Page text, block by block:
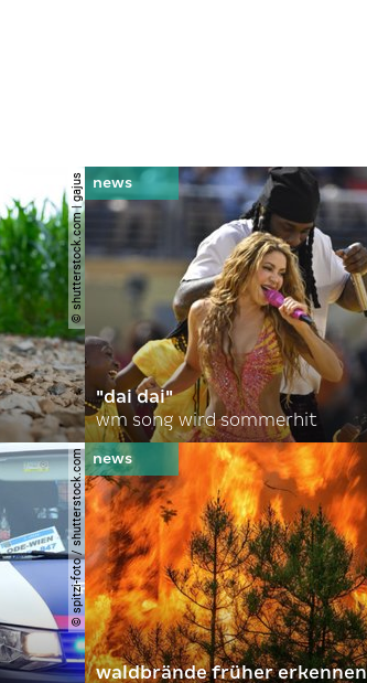
© shutterstock.com | gajus
"dai dai"
wm song wird sommerhit
© spitzi-foto / shutterstock.com
waldbrände früher erkennen